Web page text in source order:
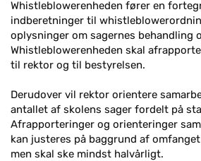
Whistleblowerenheden fører en
indberetninger til
oplysninger om sagernes behandling
Whistleblowerenheden skal
til rektor og til bestyrelsen.
Derudover vil rektor orientere
antallet af skolens sager fordelt på
Afrapporteringer og orienteringer
kan justeres på baggrund af
men skal ske mindst halvårligt.